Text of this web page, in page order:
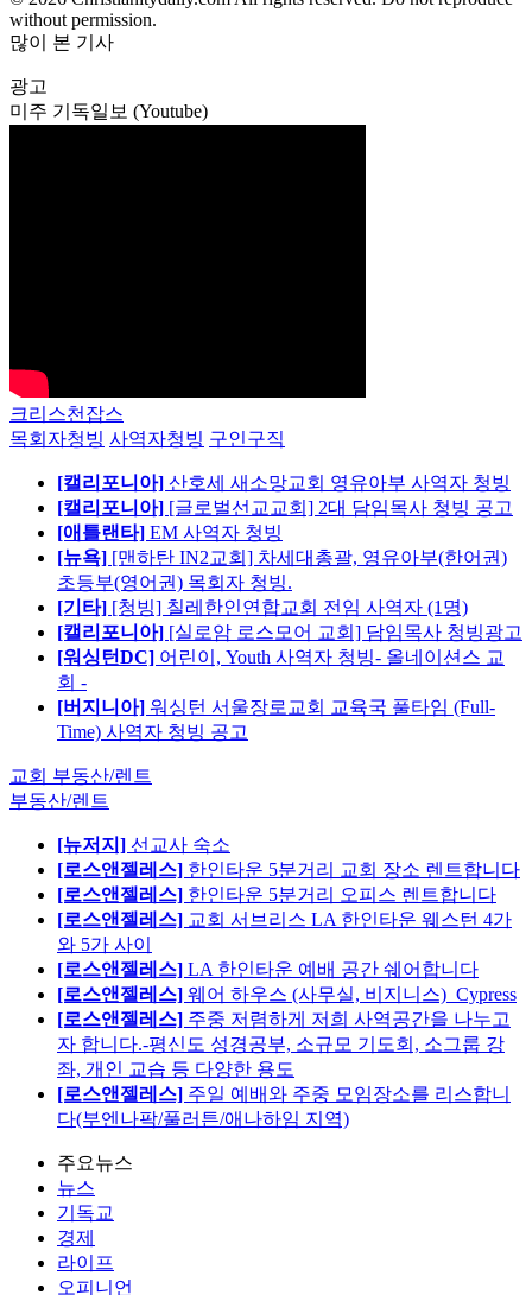
without permission.
많이 본 기사
광고
미주 기독일보 (Youtube)
크리스천잡스
목회자청빙 사역자청빙 구인구직
[캘리포니아] 산호세 새소망교회 영유아부 사역자 청빙
[캘리포니아] [글로벌선교교회] 2대 담임목사 청빙 공고
[애틀랜타] EM 사역자 청빙
[뉴욕] [맨하탄 IN2교회] 차세대총괄, 영유아부(한어권)
초등부(영어권) 목회자 청빙.
[기타] [청빙] 칠레한인연합교회 전임 사역자 (1명)
[캘리포니아] [실로암 로스모어 교회] 담임목사 청빙광고
[워싱턴DC] 어린이, Youth 사역자 청빙- 올네이션스 교
회 -
[버지니아] 워싱턴 서울장로교회 교육국 풀타임 (Full-
Time) 사역자 청빙 공고
교회 부동산/렌트
부동산/렌트
[뉴저지] 선교사 숙소
[로스앤젤레스] 한인타운 5분거리 교회 장소 렌트합니다
[로스앤젤레스] 한인타운 5분거리 오피스 렌트합니다
[로스앤젤레스] 교회 서브리스 LA 한인타운 웨스턴 4가
와 5가 사이
[로스앤젤레스] LA 한인타운 예배 공간 쉐어합니다
[로스앤젤레스] 웨어 하우스 (사무실, 비지니스)_Cypress
[로스앤젤레스] 주중 저렴하게 저희 사역공간을 나누고
자 합니다.-평신도 성경공부, 소규모 기도회, 소그룹 강
좌, 개인 교습 등 다양한 용도
[로스앤젤레스] 주일 예배와 주중 모임장소를 리스합니
다(부엔나팍/풀러튼/애나하임 지역)
주요뉴스
뉴스
기독교
경제
라이프
오피니언